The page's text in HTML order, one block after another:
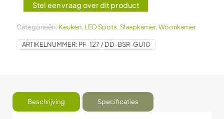
Stel een vraag over dit product
Categorieën: Keuken, LED Spots,Slaapkamer,Woonkamer
ARTIKELNUMMER: PF-127 / DD-BSR-GU10
Beschrijving Specificaties